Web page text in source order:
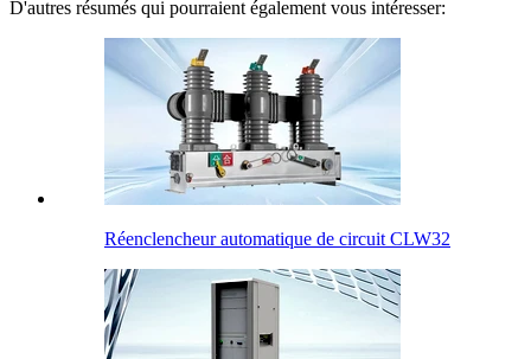
D'autres résumés qui pourraient également vous intéresser:
Réenclencheur automatique de circuit CLW32